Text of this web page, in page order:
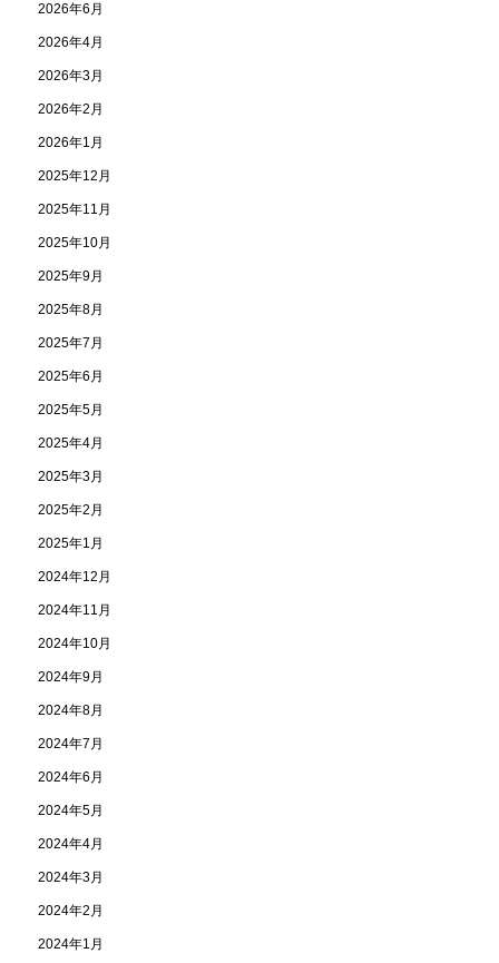
2026年6月
2026年4月
2026年3月
2026年2月
2026年1月
2025年12月
2025年11月
2025年10月
2025年9月
2025年8月
2025年7月
2025年6月
2025年5月
2025年4月
2025年3月
2025年2月
2025年1月
2024年12月
2024年11月
2024年10月
2024年9月
2024年8月
2024年7月
2024年6月
2024年5月
2024年4月
2024年3月
2024年2月
2024年1月